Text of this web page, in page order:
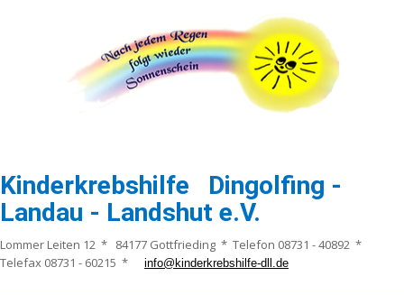
Kinderkrebshilfe Dingolfing -
Landau - Landshut e.V.
Lommer Leiten 12 * 84177 Gottfrieding * Telefon 08731 - 40892 *
Telefax 08731 - 60215 *
info@kinderkrebshilfe-dll.de